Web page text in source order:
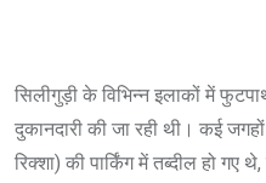
सिलीगुड़ी के विभिन्न इलाकों में
दुकानदारी की जा रही थी। कई
रिक्शा) की पार्किंग में तब्दील हो गए